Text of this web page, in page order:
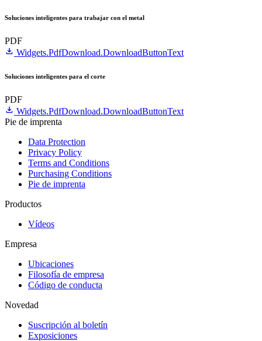
Soluciones inteligentes para trabajar con el metal
PDF
Widgets.PdfDownload.DownloadButtonText
Soluciones inteligentes para el corte
PDF
Widgets.PdfDownload.DownloadButtonText
Pie de imprenta
Data Protection
Privacy Policy
Terms and Conditions
Purchasing Conditions
Pie de imprenta
Productos
Vídeos
Empresa
Ubicaciones
Filosofía de empresa
Código de conducta
Novedad
Suscripción al boletín
Exposiciones